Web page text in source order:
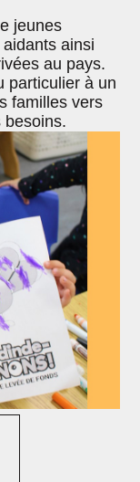
jeunes
ainsi
au pays.
particulier à un
familles vers
besoins.